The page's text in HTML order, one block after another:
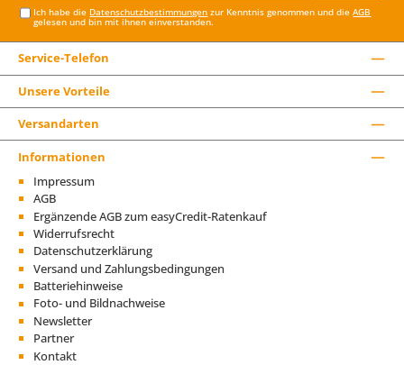
Ich habe die Datenschutzbestimmungen zur Kenntnis genommen und dieAGB
gelesen und bin mit ihnen einverstanden.
Service-Telefon
Unsere Vorteile
Versandarten
Informationen
Impressum
AGB
Ergänzende AGB zum easyCredit-Ratenkauf
Widerrufsrecht
Datenschutzerklärung
Versand und Zahlungsbedingungen
Batteriehinweise
Foto- und Bildnachweise
Newsletter
Partner
Kontakt